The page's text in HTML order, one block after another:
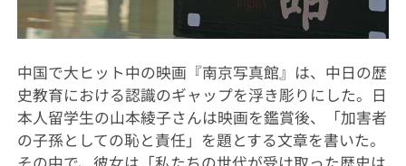
中国で大ヒット中の映画『南京写真館』は、中日の歴
史教育における認識のギャップを浮き彫りにした。日
本人留学生の山本綾子さんは映画を鑑賞後、「加害者
の子孫としての恥と責任」を題とする文章を書いた。